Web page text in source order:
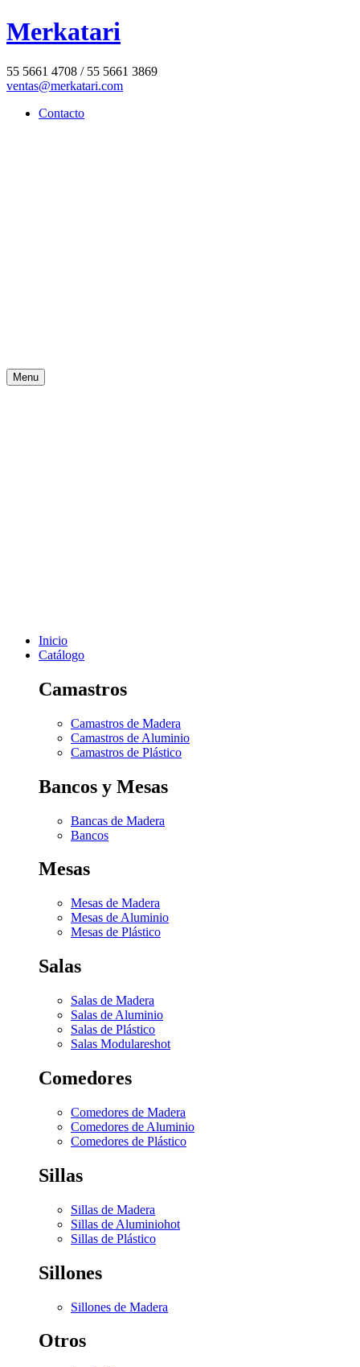
Merkatari
55 5661 4708 / 55 5661 3869
ventas@merkatari.com
Contacto
Menu
Inicio
Catálogo
Camastros
Camastros de Madera
Camastros de Aluminio
Camastros de Plástico
Bancos y Mesas
Bancas de Madera
Bancos
Mesas
Mesas de Madera
Mesas de Aluminio
Mesas de Plástico
Salas
Salas de Madera
Salas de Aluminio
Salas de Plástico
Salas Modulareshot
Comedores
Comedores de Madera
Comedores de Aluminio
Comedores de Plástico
Sillas
Sillas de Madera
Sillas de Aluminiohot
Sillas de Plástico
Sillones
Sillones de Madera
Otros